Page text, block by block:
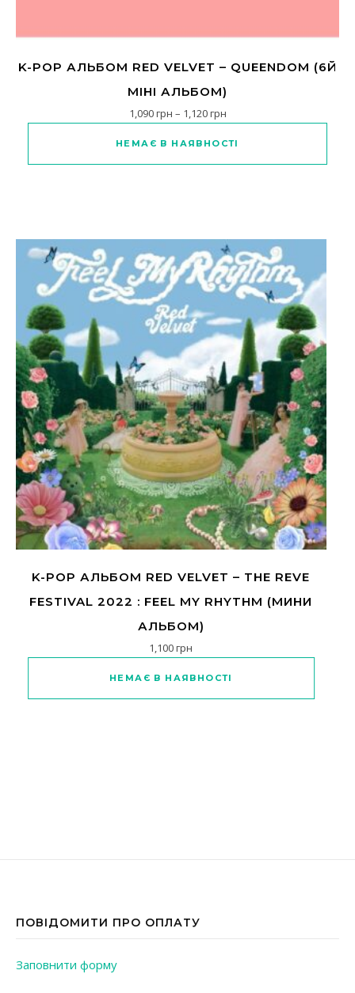
K-POP АЛЬБОМ RED VELVET – QUEENDOM (6Й
МІНІ АЛЬБОМ)
1,090грн – 1,120грнДіапазон цін: від 1,090
НЕМАЄ В НАЯВНОСТІ
K-POP АЛЬБОМ RED VELVET – THE REVE
FESTIVAL 2022 : FEEL MY RHYTHM (МИНИ
АЛЬБОМ)
1,100грн
НЕМАЄ В НАЯВНОСТІ
ПОВІДОМИТИ ПРО ОПЛАТУ
Заповнити форму